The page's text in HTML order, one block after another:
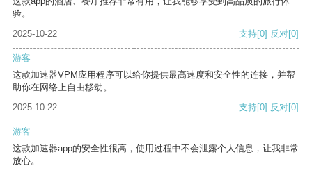
验。
2025-10-22
支持[0] 反对[0]
游客
这款加速器VPM应用程序可以给你提供最高速度和安全性的连接，并帮
助你在网络上自由移动。
2025-10-22
支持[0] 反对[0]
游客
这款加速器app的安全性很高，使用过程中不会泄露个人信息，让我非常
放心。